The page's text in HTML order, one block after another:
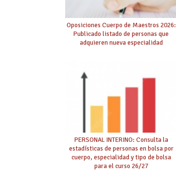
Oposiciones Cuerpo de Maestros 2026:
Publicado listado de personas que
adquieren nueva especialidad
PERSONAL INTERINO: Consulta la
estadísticas de personas en bolsa por
cuerpo, especialidad y tipo de bolsa
para el curso 26/27